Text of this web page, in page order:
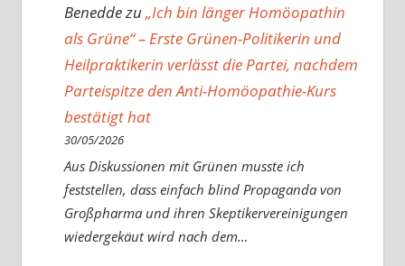
Beneddezu„Ich bin länger Homöopathin
als Grüne“ – Erste Grünen-Politikerin und
Heilpraktikerin verlässt die Partei, nachdem
Parteispitze den Anti-Homöopathie-Kurs
bestätigt hat
30/05/2026
Aus Diskussionen mit Grünen musste ich
feststellen, dass einfach blind Propaganda von
Großpharma und ihren Skeptikervereinigungen
wiedergekäut wird nach dem…